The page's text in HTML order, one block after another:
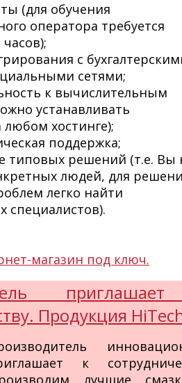
(для обучения
оператора требуется
с
сетями;
к вычислительным
устанавливать
любом хостинге);
поддержка;
типовых решений (т.е. Вы
людей, для
легко найти
специалистов).
магазин под ключ.
Продукция
к
лучшие